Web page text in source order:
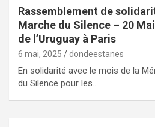
Rassemblement de
Marche du Silence – 20
de l’Uruguay à Paris
6 mai, 2025 dondeestanes
En solidarité avec le mois de la
du Silence pour les…